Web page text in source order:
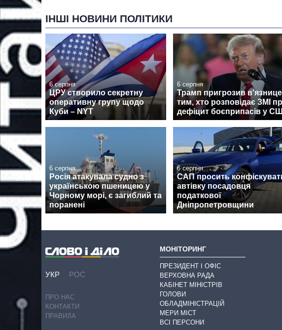
ІНШІ НОВИНИ ПОЛІТИКИ
6 серпня
ЦРУ створило секретну
оперативну групу щодо
Куби – NYT
6 серпня
Трамп пригрозив
тим, хто розповідає ЗМІ
дефіцит боєприпасів у
6 серпня
Росія атакувала судно з
українською пшеницею у
Чорному морі, є загиблий та
поранені
6 серпня
САП просить
автівку посадовця
податкової
Дніпропетровщини
УКР РОС
ПРО НАС
КОНТАКТИ
ПРАВИЛА
МОНІТОРИНГ
ПРЕЗИДЕНТ І ОФІС
ВЕРХОВНА РАДА
КАБІНЕТ МІНІСТРІВ
ГОЛОВИ
ОБЛАДМІНІСТРАЦІЙ
МЕРИ МІСТ
ВСІ ПЕРСОНИ